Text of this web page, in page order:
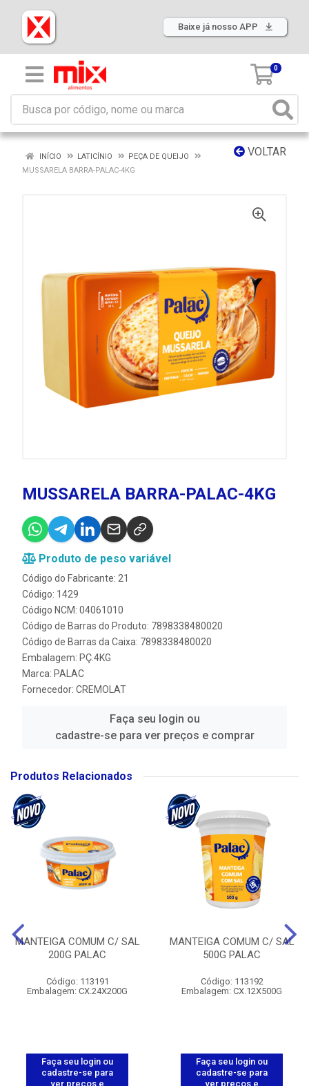
Baixe já nosso APP
0
VOLTAR
INÍCIO LATICÍNIO
PEÇA DE QUEIJO
MUSSARELA BARRA-PALAC-4KG
MUSSARELA BARRA-PALAC-4KG
Produto de peso variável
Código do Fabricante: 21
Código: 1429
Código NCM: 04061010
Código de Barras do Produto: 7898338480020
Código de Barras da Caixa: 7898338480020
Embalagem: PÇ.4KG
Marca: PALAC
Fornecedor: CREMOLAT
Faça seu login ou
cadastre-se para ver preços e comprar
Produtos Relacionados
MANTEIGA COMUM C/ SAL
200G PALAC
Código: 113191
Embalagem: CX.24X200G
Faça seu login ou
cadastre-se para
ver preços e
MANTEIGA COMUM C/ SAL
500G PALAC
Código: 113192
Embalagem: CX.12X500G
Faça seu login ou
cadastre-se para
ver preços e